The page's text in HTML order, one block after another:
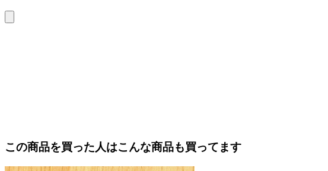
この商品を買った人はこんな商品も買ってます